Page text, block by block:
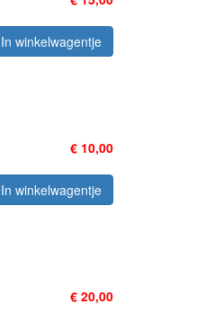
In winkelwagentje
€ 10,00
In winkelwagentje
€ 20,00